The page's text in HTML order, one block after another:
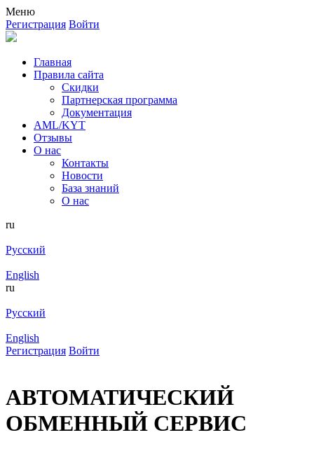
Меню
Регистрация Войти
Главная
Правила сайта
Скидки
Партнерская программа
Документация
AML/KYT
Отзывы
О нас
Контакты
Новости
База знаний
О нас
ru
Русский
English
ru
Русский
English
Регистрация Войти
АВТОМАТИЧЕСКИЙ
ОБМЕННЫЙ СЕРВИС